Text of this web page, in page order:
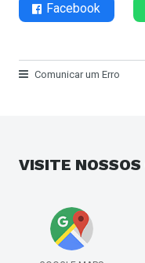
Facebook
Comunicar um Erro
VISITE NOSSOS